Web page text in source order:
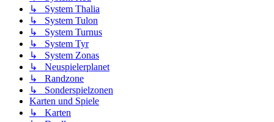
↳ System Thalia
↳ System Tulon
↳ System Turnus
↳ System Tyr
↳ System Zonas
↳ Neuspielerplanet
↳ Randzone
↳ Sonderspielzonen
Karten und Spiele
↳ Karten